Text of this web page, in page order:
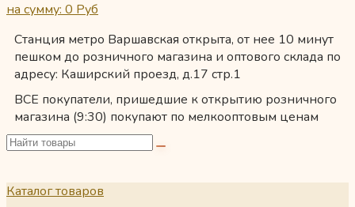
на сумму: 0 Руб
Станция метро Варшавская открыта, от нее 10 минут
пешком до розничного магазина и оптового склада по
адресу: Каширский проезд, д.17 стр.1
ВСЕ покупатели, пришедшие к открытию розничного
магазина (9:30) покупают по мелкооптовым ценам
Каталог товаров